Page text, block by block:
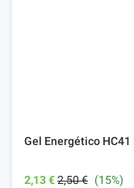
Gel Energético
2,13 €2,50 € (15%)